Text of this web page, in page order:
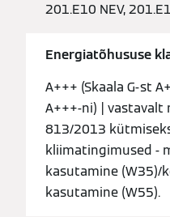
201.E10 NEV,
Energiatõhususe
A+++ (Skaala G-st
A+++-ni) | vastavalt
813/2013
kliimatingimused -
kasutamine (W35)/
kasutamine (W55).